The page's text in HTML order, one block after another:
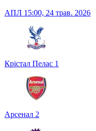
АПЛ 15:00, 24 трав. 2026
Крістал Пелас 1
Арсенал 2